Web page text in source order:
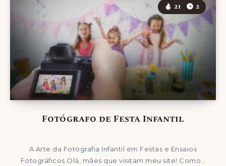
Fotógrafo de Festa Infantil
21 2
A Arte da Fotografia Infantil em Festas e Ensaios
Fotográficos Olá, mães que visitam meu site! Como…